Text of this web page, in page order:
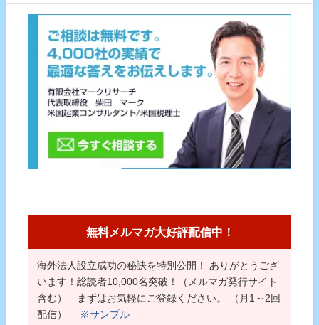
無料メルマガ大好評配信中！
海外法人設立成功の秘訣を特別公開！ ありがとうござ
います！総読者10,000名突破！（メルマガ発行サイト
含む） まずはお気軽にご登録ください。 （月1～2回
配信）
※サンプル